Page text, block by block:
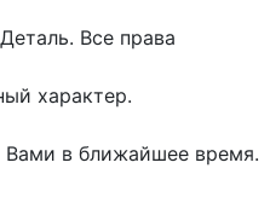
Все права
характер.
в ближайшее время.